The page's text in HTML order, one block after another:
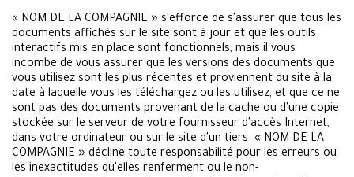
« NOM DE LA COMPAGNIE » s'efforce de s'assurer que tous les
documents affichés sur le site sont à jour et que les outils
interactifs mis en place sont fonctionnels, mais il vous
incombe de vous assurer que les versions des documents que
vous utilisez sont les plus récentes et proviennent du site à la
date à laquelle vous les téléchargez ou les utilisez, et que ce ne
sont pas des documents provenant de la cache ou d'une copie
stockée sur le serveur de votre fournisseur d'accès Internet,
dans votre ordinateur ou sur le site d'un tiers. « NOM DE LA
COMPAGNIE » décline toute responsabilité pour les erreurs ou
les inexactitudes qu'elles renferment ou le non-